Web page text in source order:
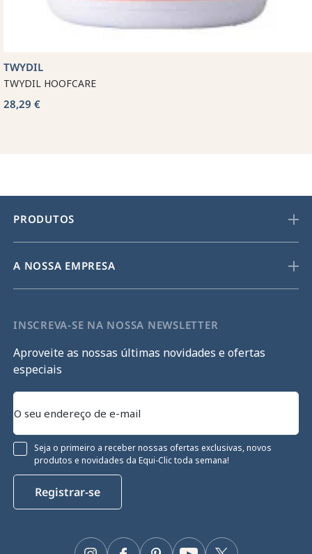
TWYDIL
TWYDIL HOOFCARE
28,29 €
PRODUTOS
A NOSSA EMPRESA
INSCREVA-SE NA NOSSA NEWSLETTER
Aproveite as nossas últimas novidades e ofertas
especiais
Seja o primeiro a receber nossas ofertas exclusivas, novos
produtos e novidades da Equi-Clic toda semana!
Registrar-se